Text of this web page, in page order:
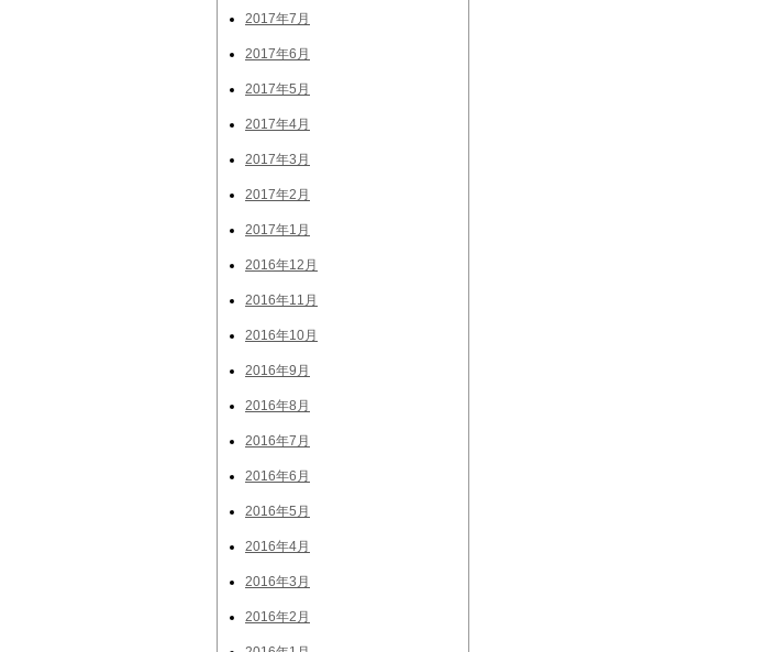
2017年7月
2017年6月
2017年5月
2017年4月
2017年3月
2017年2月
2017年1月
2016年12月
2016年11月
2016年10月
2016年9月
2016年8月
2016年7月
2016年6月
2016年5月
2016年4月
2016年3月
2016年2月